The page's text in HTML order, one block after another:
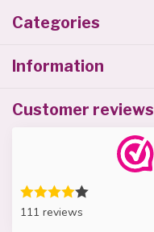
Categories
Information
Customer reviews
111 reviews